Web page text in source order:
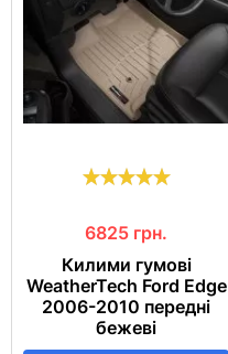
6825 грн.
Килими гумові
WeatherTech Ford Edge
2006-2010 передні
бежеві